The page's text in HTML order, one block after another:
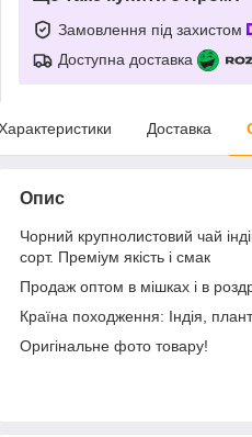
Замовлення під захистом
Доступна доставка
Доставка
Опис
Чорний крупнолистовий чай
сорт. Преміум якість і смак
Продаж оптом в мішках і в
Країна походження: Індія,
Оригінальне фото товару!